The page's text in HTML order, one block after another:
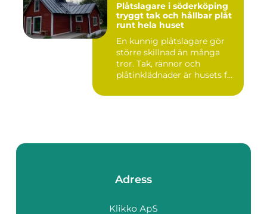
Plåtslagare i söderköping
tryggt tak och hållbar plåt
runt hela huset
En kunnig plåtslagare gör
större skillnad än många
tror. Tak, rännor och
plåtinklädnader är husets f...
Adress